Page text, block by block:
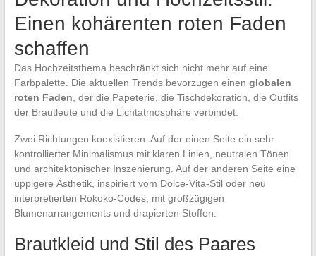
Einen kohärenten roten Faden
schaffen
Das Hochzeitsthema beschränkt sich nicht mehr auf eine
Farbpalette. Die aktuellen Trends bevorzugen einen globalen
roten Faden, der die Papeterie, die Tischdekoration, die Outfits
der Brautleute und die Lichtatmosphäre verbindet.
Zwei Richtungen koexistieren. Auf der einen Seite ein sehr
kontrollierter Minimalismus mit klaren Linien, neutralen Tönen
und architektonischer Inszenierung. Auf der anderen Seite eine
üppigere Ästhetik, inspiriert vom Dolce-Vita-Stil oder neu
interpretierten Rokoko-Codes, mit großzügigen
Blumenarrangements und drapierten Stoffen.
Brautkleid und Stil des Paares